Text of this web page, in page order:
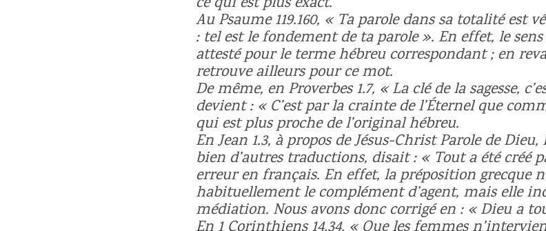
Au Psaume 119.160, « Ta parole dans sa totalité est
: tel est le fondement de ta parole ». En effet, le
attesté pour le terme hébreu correspondant ; en
retrouve ailleurs pour ce mot.
De même, en Proverbes 1.7, « La clé de la sagesse,
devient : « C’est par la crainte de l’Éternel que
qui est plus proche de l’original hébreu.
En Jean 1.3, à propos de Jésus-Christ Parole de
bien d’autres traductions, disait : « Tout a été
erreur en français. En effet, la préposition grecque
habituellement le complément d’agent, mais elle
médiation. Nous avons donc corrigé en : « Dieu a